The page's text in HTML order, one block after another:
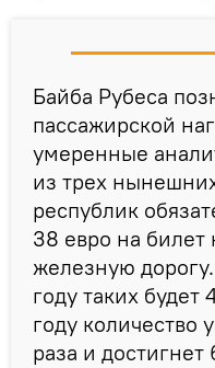
Байба Рубеса
пассажирской
умеренные
из трех
республик
38 евро на билет
железную
году таких
году количество
раза и